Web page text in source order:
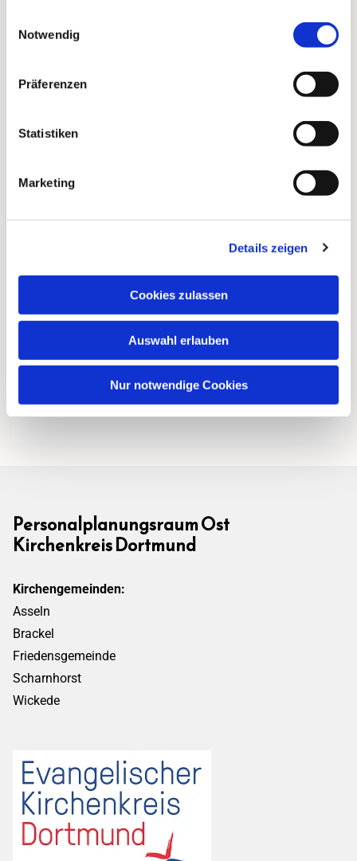
Notwendig
Präferenzen
Statistiken
Marketing
Details zeigen
Cookies zulassen
Auswahl erlauben
Nur notwendige Cookies
Personalplanungsraum Ost
Kirchenkreis Dortmund
Kirchengemeinden:
Asseln
Brackel
Friedensgemeinde
Scharnhorst
Wickede